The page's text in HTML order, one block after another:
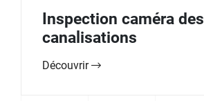
Inspection caméra des
canalisations
Découvrir